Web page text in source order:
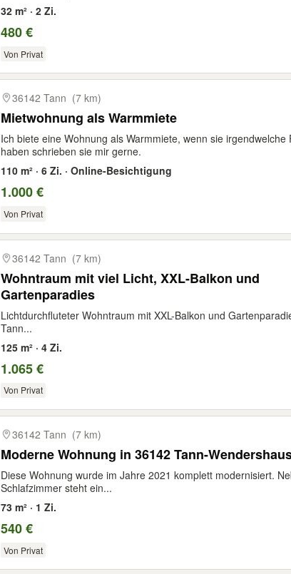
32 m² · 2 Zi.
480 €
Von Privat
36142 Tann (7 km)
Mietwohnung als Warmmiete
Ich biete eine Wohnung als Warmmiete, wenn sie irgendwelche
haben schrieben sie mir gerne.
110 m² · 6 Zi. · Online-Besichtigung
1.000 €
Von Privat
36142 Tann (7 km)
Wohntraum mit viel Licht, XXL-Balkon und
Gartenparadies
Lichtdurchfluteter Wohntraum mit XXL-Balkon und
Tann...
125 m² · 4 Zi.
1.065 €
Von Privat
36142 Tann (7 km)
Moderne Wohnung in 36142 Tann-
Diese Wohnung wurde im Jahre 2021 komplett modernisiert.
Schlafzimmer steht ein...
73 m² · 1 Zi.
540 €
Von Privat